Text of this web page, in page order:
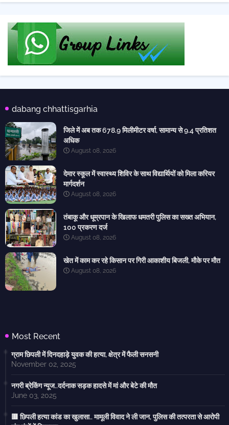
dabang chhattisgarhia
जिले में अब तक 678.9 मिलीमीटर वर्षा, सामान्य से 9.4 प्रतिशत
अधिक
August 08, 2026
देमार स्कूल में स्वास्थ्य शिविर के साथ विद्यार्थियों को मिला करियर
मार्गदर्शन
August 08, 2026
तंबाकू और धूम्रपान के खिलाफ धमतरी पुलिस का सख्त अभियान,
100 प्रकरण दर्ज
August 08, 2026
खेत में काम कर रहे किसान पर गिरी आकाशीय बिजली, मौके पर मौत
August 08, 2026
Most Recent
ग्राम छिपली में दिनदहाड़े युवक की हत्या, क्षेत्र में फैली सनसनी
November 02, 2025
नगरी ब्रेकिंग न्यूज..दर्दनाक सड़क हादसे में मां और बेटे की मौत
June 03, 2025
🟥 छिपली हत्या कांड का खुलासा.. मामूली विवाद ने ली जान, पुलिस की तत्परता से आरोपी